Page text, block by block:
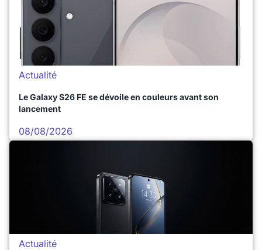
Actualité
Le Galaxy S26 FE se dévoile en couleurs avant son
lancement
08/08/2026
Actualité